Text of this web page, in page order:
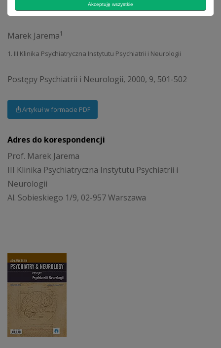
Refleksje nad psychiatrią XX wieku
Marek Jarema1
1. III Klinika Psychiatryczna Instytutu Psychiatrii i Neurologii
Postępy Psychiatrii i Neurologii, 2000, 9, 501-502
Artykuł w formacie PDF
Adres do korespondencji
Prof. Marek Jarema
III Klinika Psychiatryczna Instytutu Psychiatrii i
Neurologii
Al. Sobieskiego 1/9, 02-957 Warszawa
Akceptuję wszystkie